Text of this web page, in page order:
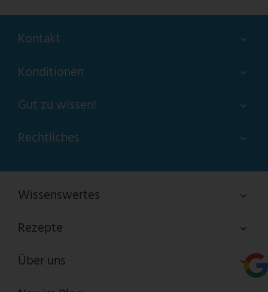
Kontakt
Konditionen
Gut zu wissen!
Rechtliches
Wissenswertes
Rezepte
Über uns